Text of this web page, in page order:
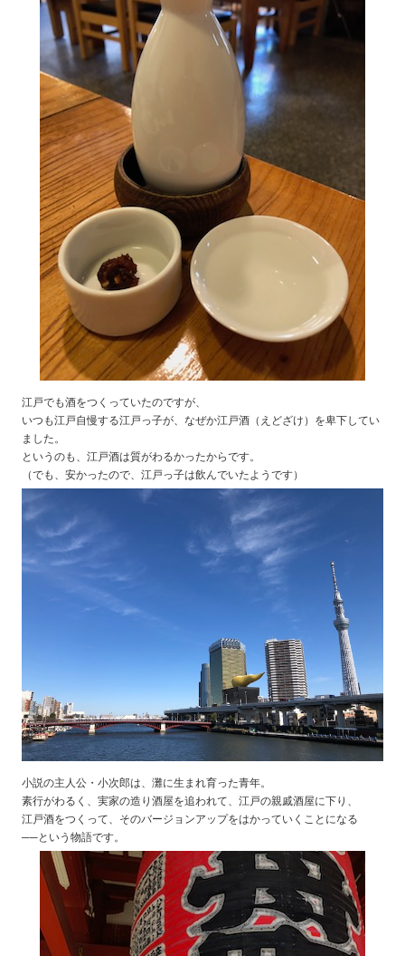
江戸でも酒をつくっていたのですが、
いつも江戸自慢する江戸っ子が、なぜか江戸酒（えどざけ）を卑下してい
ました。
というのも、江戸酒は質がわるかったからです。
（でも、安かったので、江戸っ子は飲んでいたようです）
小説の主人公・小次郎は、灘に生まれ育った青年。
素行がわるく、実家の造り酒屋を追われて、江戸の親戚酒屋に下り、
江戸酒をつくって、そのバージョンアップをはかっていくことになる
──という物語です。